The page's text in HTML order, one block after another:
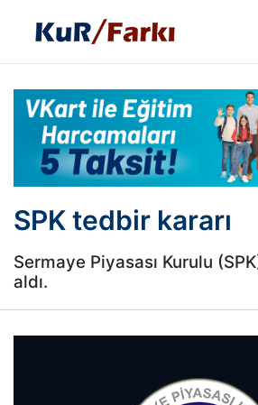
SPK tedbir kararı
Sermaye Piyasası Kurulu
aldı.